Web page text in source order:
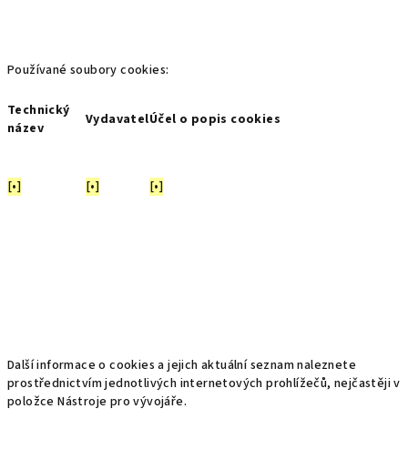
Používané soubory cookies:
Technický
název
VydavatelÚčel o popis cookies
[•] [•] [•]
Další informace o cookies a jejich aktuální seznam naleznete
prostřednictvím jednotlivých internetových prohlížečů, nejčastěji v
položce Nástroje pro vývojáře.